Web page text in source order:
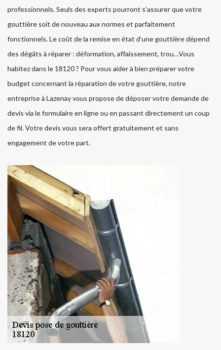
professionnels. Seuls des experts pourront s’assurer que votre
gouttière soit de nouveau aux normes et parfaitement
fonctionnels. Le coût de la remise en état d’une gouttière dépend
des dégâts à réparer : déformation, affaissement, trou…Vous
habitez dans le 18120 ? Pour vous aider à bien préparer votre
budget concernant la réparation de votre gouttière, notre
entreprise à Lazenay vous propose de déposer votre demande de
devis via le formulaire en ligne ou en passant directement un coup
de fil. Votre devis vous sera offert gratuitement et sans
engagement de votre part.